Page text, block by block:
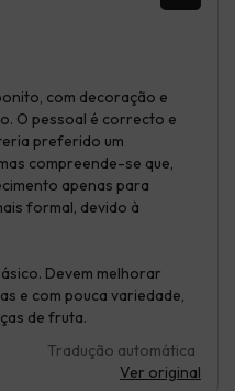
com decoração e
O pessoal é correcto e
preferido um
compreende-se que,
apenas para
formal, devido à
Devem melhorar
e com pouca variedade,
de fruta.
Tradução automática
Ver original